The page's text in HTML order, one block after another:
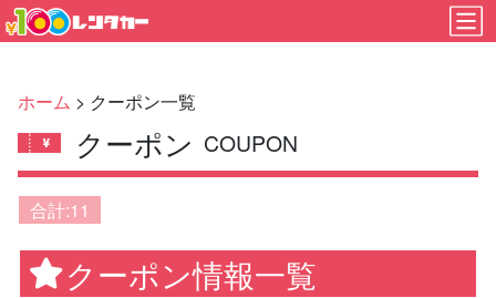
ホーム > クーポン一覧
クーポン COUPON
合計:11
クーポン情報一覧